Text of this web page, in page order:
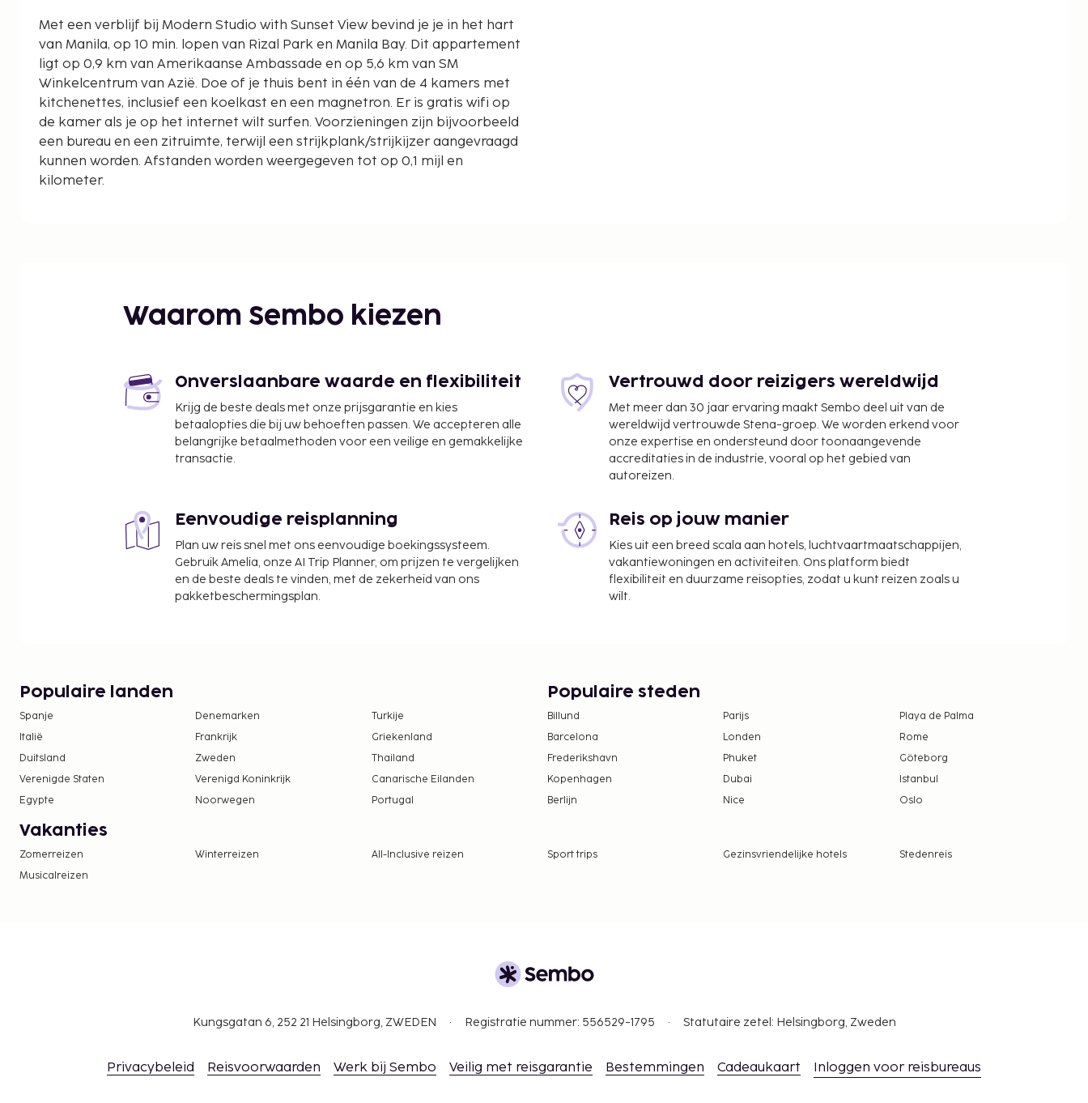
Met een verblijf bij Modern Studio with Sunset View bevind je je in het hart
van Manila, op 10 min. lopen van Rizal Park en Manila Bay. Dit appartement
ligt op 0,9 km van Amerikaanse Ambassade en op 5,6 km van SM
Winkelcentrum van Azië. Doe of je thuis bent in één van de 4 kamers met
kitchenettes, inclusief een koelkast en een magnetron. Er is gratis wifi op
de kamer als je op het internet wilt surfen. Voorzieningen zijn bijvoorbeeld
een bureau en een zitruimte, terwijl een strijkplank/strijkijzer aangevraagd
kunnen worden. Afstanden worden weergegeven tot op 0,1 mijl en
kilometer.
BayWalk - 0,6 km
Manila Bay - 0,7 km
Manila Ocean Park - 1,4 km
SM City Manila - 1,6 km
Kerk van San Agustin - 1,7 km
Dierentuin van Manila - 1,9 km
Kathedraal van Manila - 2,1 km
Enkele van de voorzieningen zijn een 24-uurs receptie, een wasserij en een
lift. Ter plaatse heb je parkeerplaatsen.
De volgende kosten dienen bij de accommodatie te worden betaald. De
kosten kunnen inclusief toepasselijke belastingen zijn:
doorgegeven.
Parkeerkosten: PHP 500 per nacht (incl. onbeperkt in- en uitrijden)
Toeslag voor late check-in: PHP 350 als je incheckt tussen 17.30 uur en
excl. btw en kunnen wijzigen.
Het zwembad is toegankelijk van 06.30 uur tot 21.30 uur.
In deze accommodatie zijn huisdieren en assistentiedieren niet
toegestaan.
Waarom Sembo kiezen
Onverslaanbare waarde en flexibiliteit
Krijg de beste deals met onze prijsgarantie en kies
betaalopties die bij uw behoeften passen. We accepteren alle
belangrijke betaalmethoden voor een veilige en gemakkelijke
transactie.
Vertrouwd door reizigers wereldwijd
Met meer dan 30 jaar ervaring maakt Sembo deel uit van de
wereldwijd vertrouwde Stena-groep. We worden erkend voor
onze expertise en ondersteund door toonaangevende
accreditaties in de industrie, vooral op het gebied van
autoreizen.
Eenvoudige reisplanning
Plan uw reis snel met ons eenvoudige boekingssysteem.
Gebruik Amelia, onze AI Trip Planner, om prijzen te vergelijken
en de beste deals te vinden, met de zekerheid van ons
pakketbeschermingsplan.
Reis op jouw manier
Kies uit een breed scala aan hotels, luchtvaartmaatschappijen,
vakantiewoningen en activiteiten. Ons platform biedt
flexibiliteit en duurzame reisopties, zodat u kunt reizen zoals u
wilt.
Populaire landen
Spanje Denemarken
Turkije
Italië
Frankrijk
Griekenland
Duitsland
Zweden
Thailand
Verenigde Staten
Verenigd Koninkrijk
Canarische Eilanden
Egypte
Noorwegen Portugal
Populaire steden
Billund Parijs
Playa de Palma
Barcelona
Londen
Rome
Frederikshavn
Phuket
Göteborg
Kopenhagen
Dubai
Istanbul
Berlijn
Nice Oslo
Vakanties
Zomerreizen Winterreizen All-Inclusive reizen Sport trips Gezinsvriendelijke hotels
Stedenreis
Musicalreizen
Kungsgatan 6, 252 21 Helsingborg, ZWEDEN Registratie nummer: 556529-1795 Statutaire zetel: Helsingborg, Zweden
Privacybeleid Reisvoorwaarden Werk bij Sembo Veilig met reisgarantie Bestemmingen Cadeaukaart Inloggen voor reisbureaus